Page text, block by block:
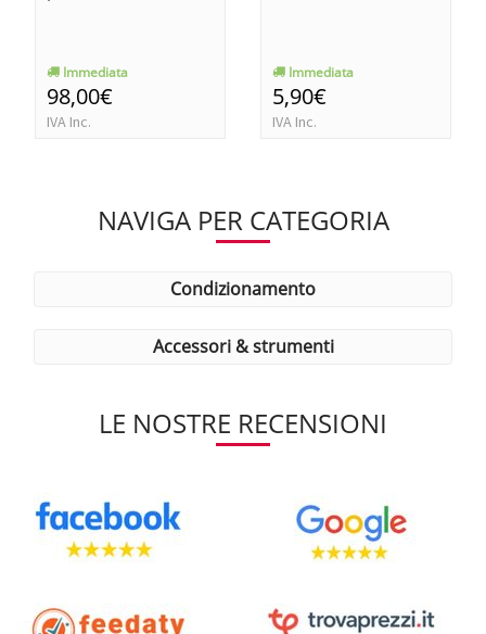
Immediata
98,00€
IVA Inc.
Immediata
5,90€
IVA Inc.
NAVIGA PER CATEGORIA
condizionamento
accessori & strumenti
LE NOSTRE RECENSIONI